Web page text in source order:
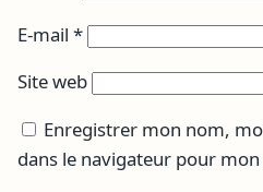
E-mail *
Site web
Enregistrer mon nom,
dans le navigateur pour